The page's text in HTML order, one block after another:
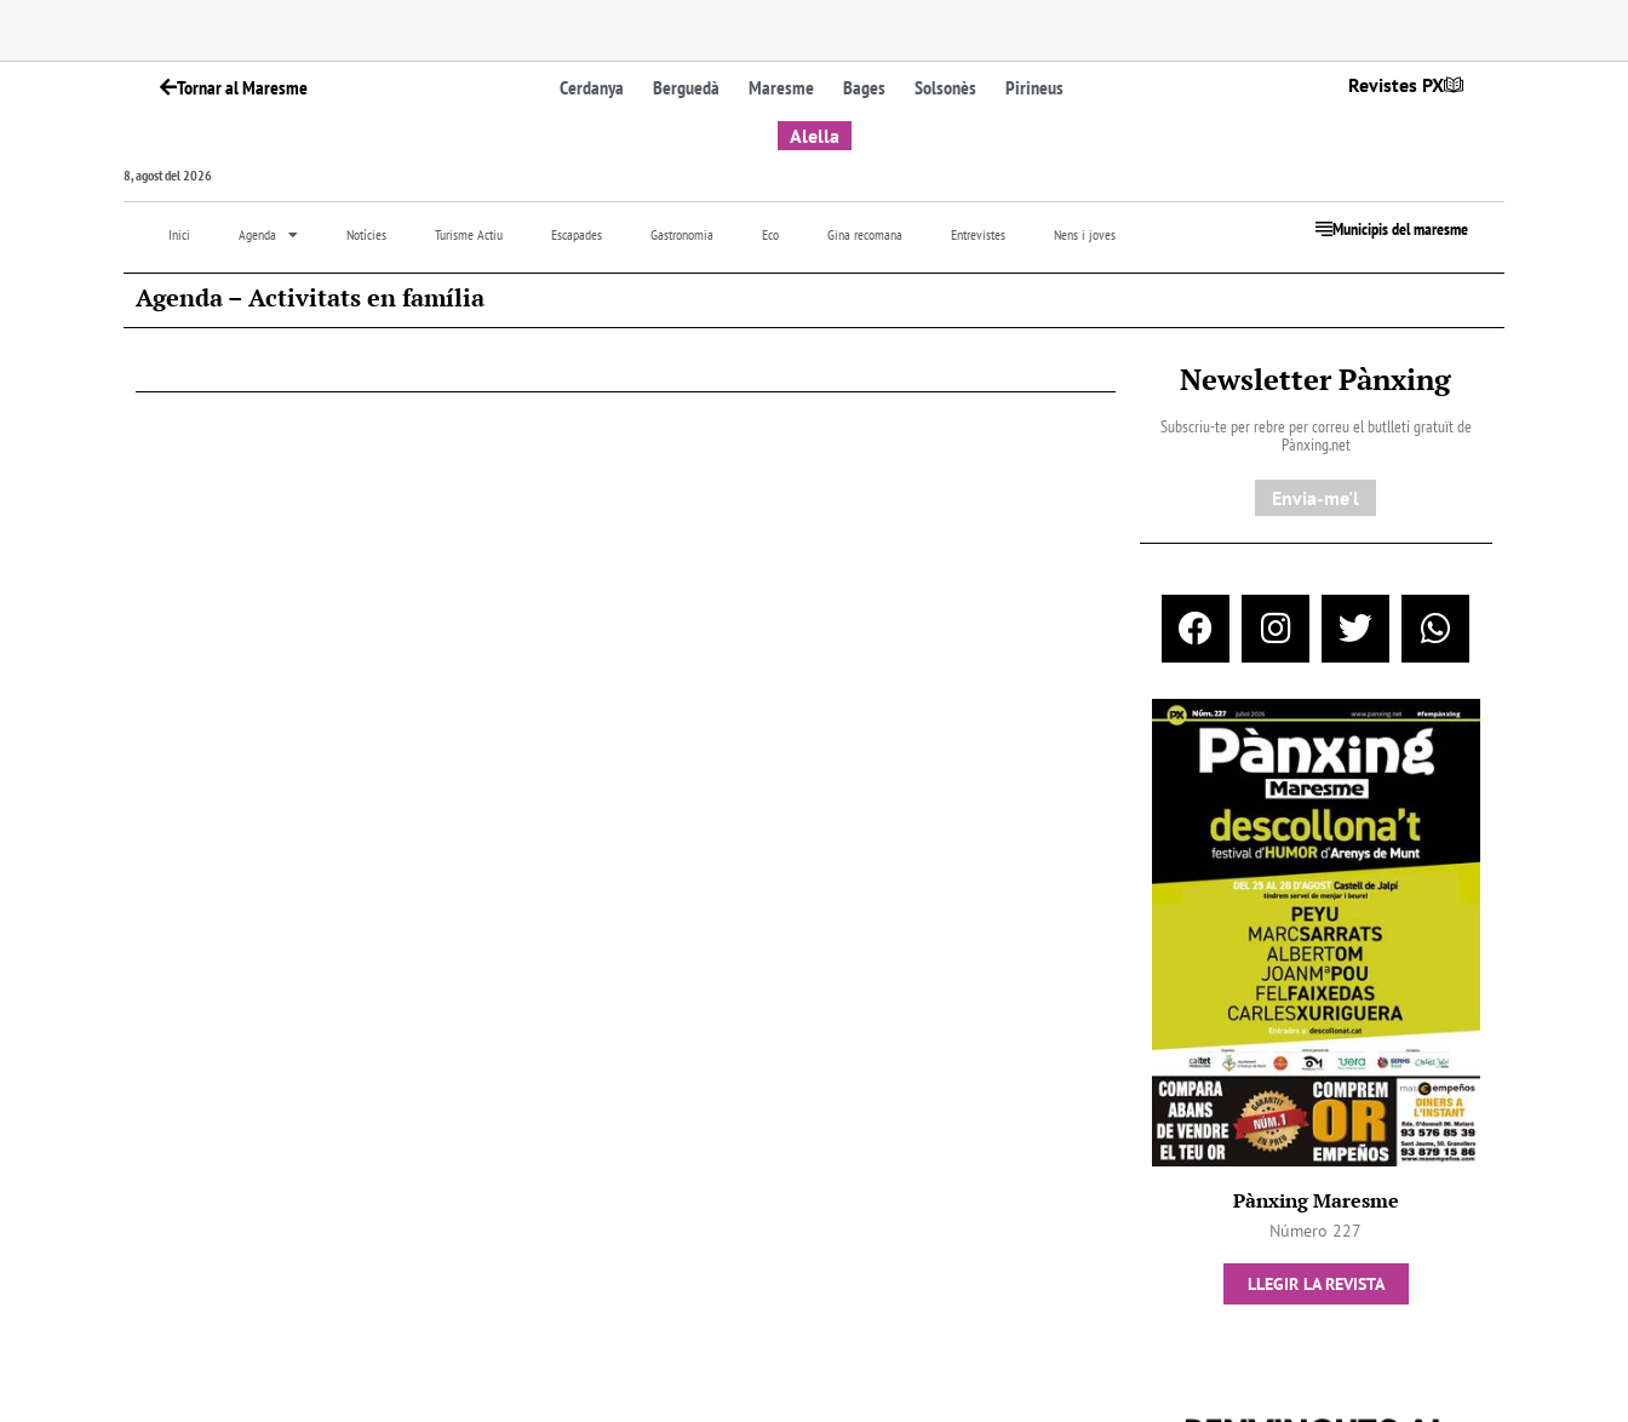
Tornar al Maresme Cerdanya Berguedà Maresme Bages Solsonès Pirineus Revistes PX
Alella
8, agost del 2026
Inici Agenda Notícies Turisme Actiu Escapades Gastronomia Eco Gina recomana Entrevistes Nens i joves Municipis del maresme
Agenda – Activitats en família
Newsletter Pànxing
Subscriu-te per rebre per correu el butlletí gratuït de
Pànxing.net​
Envia-me'l
Pànxing Maresme
Número 227
LLEGIR LA REVISTA